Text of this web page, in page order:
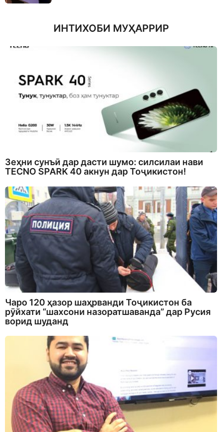
ИНТИХОБИ МУҲАРРИР
Зеҳни сунъӣ дар дасти шумо: силсилаи нави
TECNO SPARK 40 акнун дар Тоҷикистон!
Чаро 120 ҳазор шаҳрванди Тоҷикистон ба
рӯйхати “шахсони назоратшаванда” дар Русия
ворид шуданд